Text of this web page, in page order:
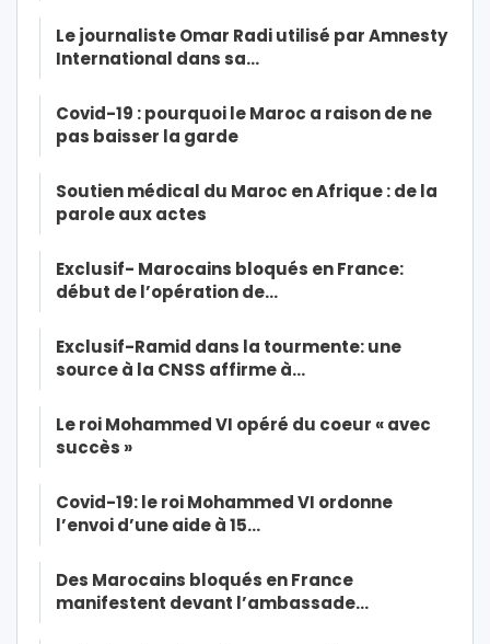
Le journaliste Omar Radi utilisé par Amnesty
International dans sa…
Covid-19 : pourquoi le Maroc a raison de ne
pas baisser la garde
Soutien médical du Maroc en Afrique : de la
parole aux actes
Exclusif- Marocains bloqués en France:
début de l’opération de…
Exclusif-Ramid dans la tourmente: une
source à la CNSS affirme à…
Le roi Mohammed VI opéré du coeur « avec
succès »
Covid-19: le roi Mohammed VI ordonne
l’envoi d’une aide à 15…
Des Marocains bloqués en France
manifestent devant l’ambassade…